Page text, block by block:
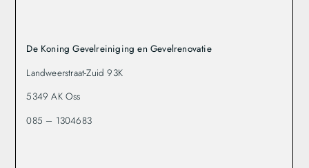
De Koning Gevelreiniging en Gevelrenovatie
Landweerstraat-Zuid 93K
5349 AK Oss
085 – 1304683